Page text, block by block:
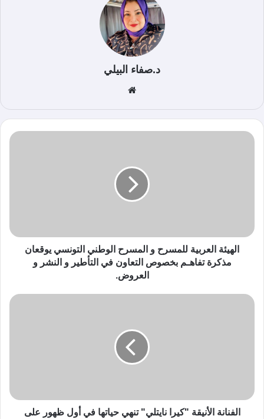
د.صفاء البيلي
الوي
ب
الهيئة العربية للمسرح و المسرح الوطني التونسي يوقعان
مذكرة تفاهـم بخصوص التعاون في التأطير و النشر و
العروض.
الفنانة الأنيقة "كيرا نايتلي" تنهي حياتها في أول ظهور على